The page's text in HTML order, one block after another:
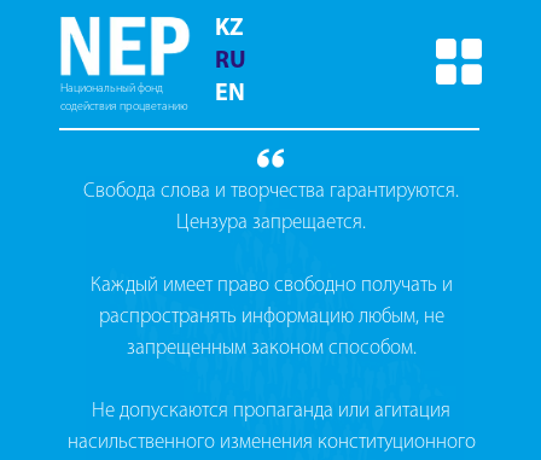
Национальный фонд
содействия процветанию
KZ
RU
EN
Свобода слова и творчества гарантируются.
Цензура запрещается.
Каждый имеет право свободно получать и
распространять информацию любым, не
запрещенным законом способом.
Не допускаются пропаганда или агитация
насильственного изменения конституционного